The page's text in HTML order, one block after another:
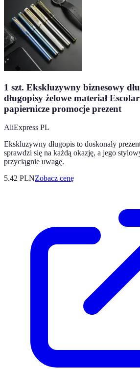
1 szt. Ekskluzywny biznesowy
długopisy żelowe materiał
papiernicze promocje prezent
AliExpress PL
Ekskluzywny długopis to doskonały
sprawdzi się na każdą okazję, a jego
przyciągnie uwagę.
5.42 PLNZobacz cenę